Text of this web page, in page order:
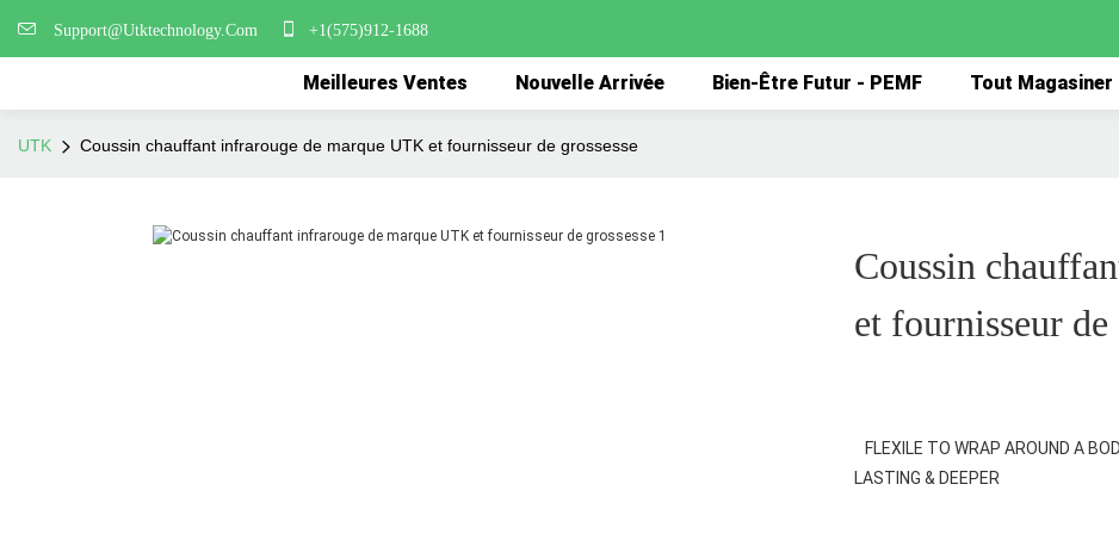
Support@Utktechnology.Com +1(575)912-1688
Meilleures Ventes Nouvelle Arrivée Bien-Être Futur - PEMF Tout Magasiner
UTK Coussin chauffant infrarouge de marque UTK et fournisseur de grossesse
Coussin
et fournisseur de
FLEXILE TO WRAP AROUND A
LASTING & DEEPER